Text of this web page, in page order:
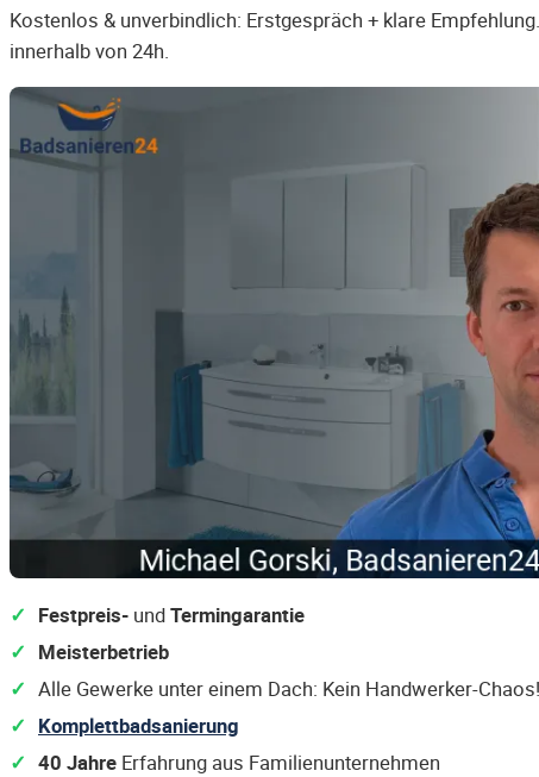
Kostenlos & unverbindlich: Erstgespräch + klare
innerhalb von 24h.
Festpreis- undTermingarantie
Meisterbetrieb
Alle Gewerke unter einem Dach: Kein Handwerker-Chaos!
Komplettbadsanierung
40 Jahre Erfahrung aus Familienunternehmen